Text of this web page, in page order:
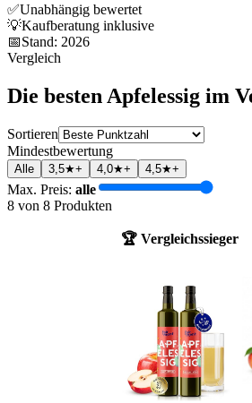
✅Unabhängig bewertet
💡Kaufberatung inklusive
📅Stand: 2026
Vergleich
Die besten Apfelessig im
Sortieren
Mindestbewertung
Alle 3,5★+ 4,0★+ 4,5★+
Max. Preis: alle
8 von 8 Produkten
🏆 Vergleichssieger